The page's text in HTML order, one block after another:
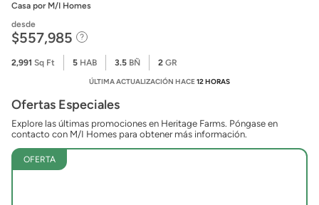
Casa por M/I Homes
desde
$557,985
2,991 Sq Ft 5 HAB 3.5 BÑ 2 GR
ÚLTIMA ACTUALIZACIÓN HACE12 HORAS
Ofertas Especiales
Explore las últimas promociones en Heritage Farms. Póngase en
contacto con M/I Homes para obtener más información.
OFERTA